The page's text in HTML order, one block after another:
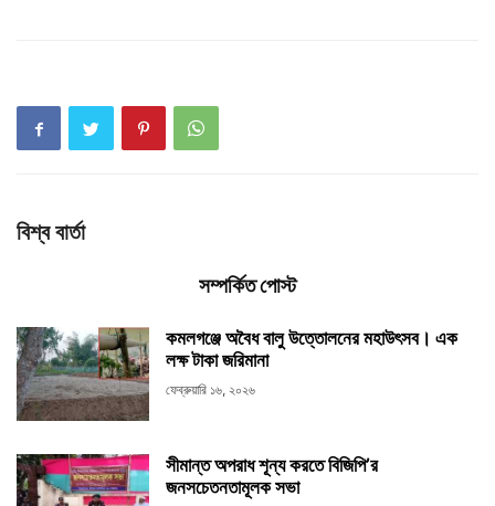
বিশ্ব বার্তা
সম্পর্কিত পোস্ট
কমলগঞ্জে অবৈধ বালু উত্তোলনের মহাউৎসব। এক
লক্ষ টাকা জরিমানা
ফেব্রুয়ারি ১৬, ২০২৬
সীমান্ত অপরাধ শূন্য করতে বিজিপি’র
জনসচেতনতামূলক সভা